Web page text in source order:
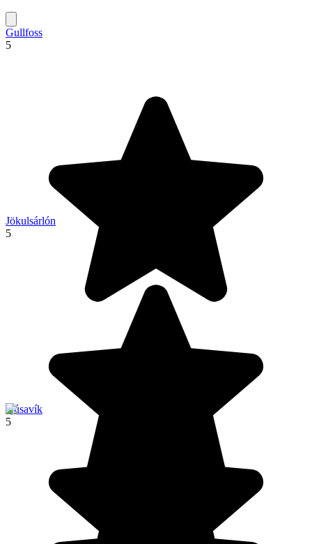
Gullfoss
5
Jökulsárlón
5
Húsavík
5